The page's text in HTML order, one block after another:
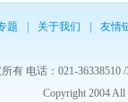
题 关于我们 友情
电话：021-36338510 /
Copyright 2004 All